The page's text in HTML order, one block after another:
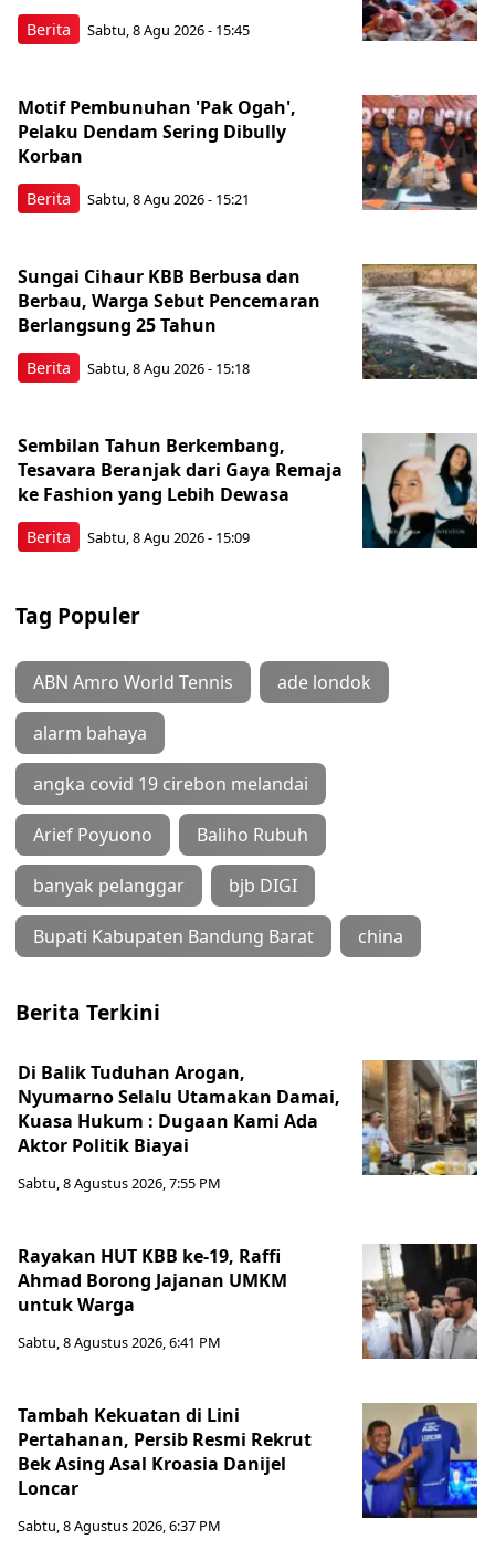
Berita Sabtu, 8 Agu 2026 - 15:45
Berita
Motif Pembunuhan 'Pak Ogah',
Pelaku Dendam Sering Dibully
Korban
Sabtu, 8 Agu 2026 - 15:21
Berita
Sungai Cihaur KBB Berbusa dan
Berbau, Warga Sebut Pencemaran
Berlangsung 25 Tahun
Sabtu, 8 Agu 2026 - 15:18
Berita
Sembilan Tahun Berkembang,
Tesavara Beranjak dari Gaya Remaja
ke Fashion yang Lebih Dewasa
Sabtu, 8 Agu 2026 - 15:09
Tag Populer
ABN Amro World Tennis ade londok
alarm bahaya
angka covid 19 cirebon melandai
Arief Poyuono Baliho Rubuh
banyak pelanggar bjb DIGI
Bupati Kabupaten Bandung Barat china
Berita Terkini
Di Balik Tuduhan Arogan,
Nyumarno Selalu Utamakan Damai,
Kuasa Hukum : Dugaan Kami Ada
Aktor Politik Biayai
Sabtu, 8 Agustus 2026, 7:55 PM
Rayakan HUT KBB ke-19, Raffi
Ahmad Borong Jajanan UMKM
untuk Warga
Sabtu, 8 Agustus 2026, 6:41 PM
Tambah Kekuatan di Lini
Pertahanan, Persib Resmi Rekrut
Bek Asing Asal Kroasia Danijel
Loncar
Sabtu, 8 Agustus 2026, 6:37 PM